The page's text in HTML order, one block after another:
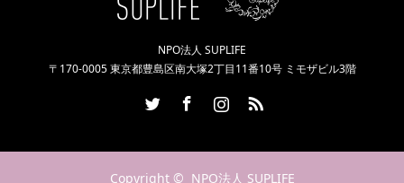
NPO法人 SUPLIFE
〒170-0005 東京都豊島区南大塚2丁目11番10号 ミモザビル3階
Copyright © NPO法人 SUPLIFE